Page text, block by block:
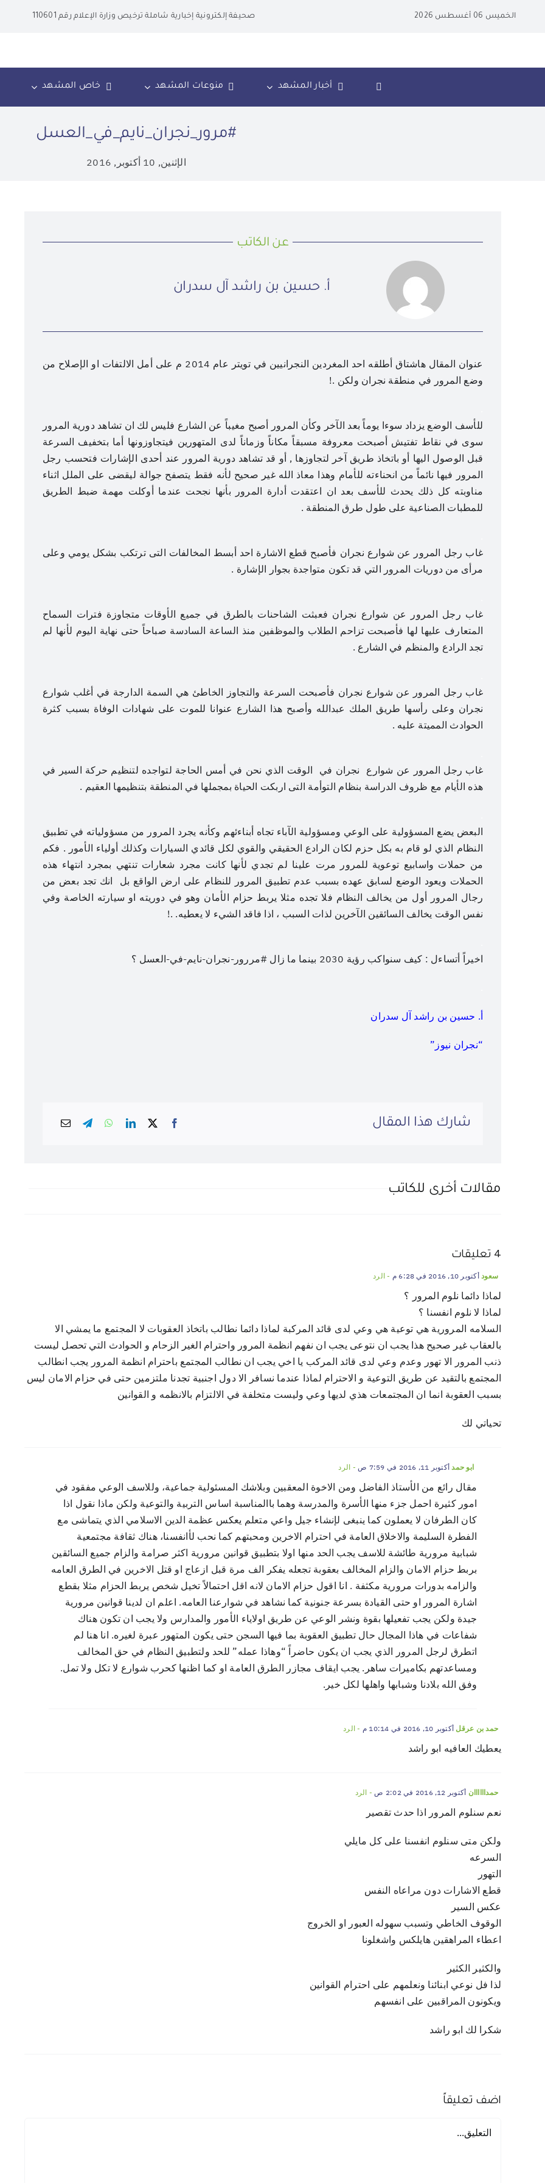
الخميس 06 أغسطس 2026 صحيفة إلكترونية إخبارية شاملة ترخيص وزارة الإعلام رقم 110601
أخبار المشهد منوعات المشهد خاص المشهد
#مرور_نجران_نايم_في_العسل
الإثنين, 10 أكتوبر, 2016
عن الكاتب
أ. حسين بن راشد آل سدران
عنوان المقال هاشتاق أطلقه احد المغردين النجرانيين في تويتر عام 2014 م على أمل الالتفات او الإصلاح من
وضع المرور في منطقة نجران ولكن .!
للأسف الوضع يزداد سوءا يوماً بعد الآخر وكأن المرور أصبح مغيباً عن الشارع فليس لك ان تشاهد دورية المرور
سوى في نقاط تفتيش أصبحت معروفة مسبقاً مكاناً وزماناً لدى المتهورين فيتجاوزونها أما بتخفيف السرعة
قبل الوصول اليها أو باتخاذ طريق آخر لتجاوزها , أو قد تشاهد دورية المرور عند أحدى الإشارات فتحسب رجل
المرور فيها نائماً من انحناءته للأمام وهذا معاذ الله غير صحيح لأنه فقط يتصفح جوالة ليقضى على الملل اثناء
مناوبته كل ذلك يحدث للأسف بعد ان اعتقدت أدارة المرور بأنها نجحت عندما أوكلت مهمة ضبط الطريق
للمطبات الصناعية على طول طرق المنطقة .
غاب رجل المرور عن شوارع نجران فأصبح قطع الاشارة احد أبسط المخالفات التى ترتكب بشكل يومي وعلى
مرأى من دوريات المرور التي قد تكون متواجدة بجوار الإشارة .
غاب رجل المرور عن شوارع نجران فعبثت الشاحنات بالطرق في جميع الأوقات متجاوزة فترات السماح
المتعارف عليها لها فأصبحت تزاحم الطلاب والموظفين منذ الساعة السادسة صباحاً حتى نهاية اليوم لأنها لم
تجد الرادع والمنظم في الشارع .
غاب رجل المرور عن شوارع نجران فأصبحت السرعة والتجاوز الخاطئ هي السمة الدارجة في أغلب شوارع
نجران وعلى رأسها طريق الملك عبدالله وأصبح هذا الشارع عنوانا للموت على شهادات الوفاة بسبب كثرة
الحوادث المميتة عليه .
غاب رجل المرور عن شوارع نجران في الوقت الذي نحن في أمس الحاجة لتواجده لتنظيم حركة السير في
هذه الأيام مع ظروف الدراسة بنظام التوأمة التى اربكت الحياة بمجملها في المنطقة بتنظيمها العقيم .
البعض يضع المسؤولية على الوعي ومسؤولية الآباء تجاه أبناءئهم وكأنه يجرد المرور من مسؤولياته في تطبيق
النظام الذي لو قام به بكل حزم لكان الرادع الحقيقي والقوي لكل قائدي السيارات وكذلك أولياء الأمور . فكم
من حملات واسابيع توعوية للمرور مرت علينا لم تجدي لأنها كانت مجرد شعارات تنتهي بمجرد انتهاء هذه
الحملات ويعود الوضع لسابق عهده بسبب عدم تطبيق المرور للنظام على ارض الواقع بل انك تجد بعض من
رجال المرور أول من يخالف النظام فلا تجده مثلا يربط حزام الأمان وهو في دوريته او سيارته الخاصة وفي
نفس الوقت يخالف السائقين الآخرين لذات السبب ، اذا فاقد الشيء لا يعطيه. .!
اخيراً أتساءل : كيف سنواكب رؤية 2030 بينما ما زال #مررور-نجران-نايم-في-العسل ؟
أ. حسين بن راشد آل سدران
“نجران نيوز”
شارك هذا المقال
عنوان الصورة
عدسة: هادي آل دويس
مقالات أخرى للكاتب
4 تعليقات
سعودأكتوبر 10, 2016 في 6:28 م - الرد
لماذا دائما نلوم المرور ؟
لماذا لا نلوم انفسنا ؟
السلامه المرورية هي توعية هي وعي لدى قائد المركبة لماذا دائما نطالب باتخاذ العقوبات لا المجتمع ما يمشي الا
بالعقاب غير صحيح هذا يجب ان نتوعى يجب ان نفهم انظمة المرور واحترام الغير الزحام و الحوادث التي تحصل ليست
ذنب المرور الا تهور وعدم وعي لدى قائد المركب يا اخي يجب ان نطالب المجتمع باحترام انظمة المرور يجب انطالب
المجتمع بالتقيد عن طريق التوعية و الاحترام لماذا عندما نسافر الا دول اجنبية تجدنا ملتزمين حتى في حزام الامان ليس
بسبب العقوبة انما ان المجتمعات هذي لديها وعي وليست متخلفة في الالتزام بالانظمه و القوانين
تحياتي لك
ابو حمدأكتوبر 11, 2016 في 7:59 ص - الرد
مقال رائع من الأستاذ الفاضل ومن الاخوة المعقبين وبلاشك المسئولية جماعية، وللاسف الوعي مفقود في
امور كثيرة احمل جزء منها الأسرة والمدرسة وهما باالمناسبة اساس التربية والتوعية ولكن ماذا نقول اذا
كان الطرفان لا يعملون كما ينبغى لإنشاء جيل واعي متعلم يعكس عظمة الدين الاسلامي الذي يتماشى مع
الفطرة السليمة والاخلاق العامة في احترام الاخرين ومحبتهم كما نحب لأانفسنا، هناك ثقافة مجتمعية
شبابية مرورية طائشة للاسف يجب الحد منها اولا بتطبيق قوانين مرورية اكثر صرامة والزام جميع السائقين
بربط حزام الامان والزام المخالف بعقوبة تجعله يفكر الف مرة قبل ازعاج او قتل الاخرين في الطرق العامه
والزامه بدورات مرورية مكثفة . انا اقول حزام الامان لانه اقل احتمالاً تخيل شخص يربط الحزام مثلا بقطع
اشارة المرور او حتى القيادة بسرعة جنونية كما نشاهد في شوارعنا العامه. اعلم ان لدينا قوانين مرورية
جيدة ولكن يجب تفعيلها بقوة ونشر الوعي عن طريق اولاياء الأمور والمدارس ولا يجب ان تكون هناك
شفاعات في هاذا المجال حال تطبيق العقوبة بما فيها السجن حتى يكون المتهور عبرة لغيره. انا هنا لم
اتطرق لرجل المرور الذي يجب ان يكون حاضراً “وهاذا عمله” للحد ولتطبيق النظام في حق المخالف
ومساعدتهم بكاميرات ساهر. يجب ايقاف مجازر الطرق العامة او كما اظنها كحرب شوارع لا تكل ولا تمل.
وفق الله بلادنا وشبابها واهلها لكل خير.
حمد بن عرقل أكتوبر 10, 2016 في 10:14 م - الرد
يعطيك العافيه ابو راشد
حمداااااان أكتوبر 12, 2016 في 2:02 ص - الرد
نعم سنلوم المرور اذا حدث تقصير
ولكن متى سنلوم انفسنا على كل مايلي
السرعه
التهور
قطع الاشارات دون مراعاه النفس
عكس السير
الوقوف الخاطي وتسبب سهوله العبور او الخروج
اعطاء المراهقين هايلكس واشغلونا
والكثير الكثير
لذا فل نوعي ابنائنا ونعلمهم على احترام القوانين
ويكونون المراقبين على انفسهم
شكرا لك ابو راشد
اضف تعليقاً
تعليق